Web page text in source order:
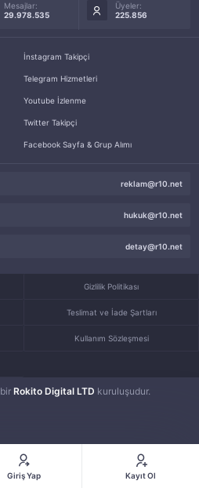
Mesajlar:
29.978.535
Üyeler:
225.856
İnstagram Takipçi
Telegram Hizmetleri
Youtube İzlenme
Twitter Takipçi
Facebook Sayfa & Grup Alımı
reklam@r10.net
hukuk@r10.net
detay@r10.net
bir Rokito Digital LTD kuruluşudur.
Gizlilik Politikası
Teslimat ve İade Şartları
Kullanım Sözleşmesi
Giriş Yap Kayıt Ol